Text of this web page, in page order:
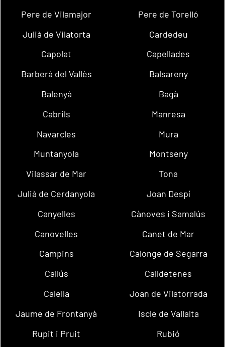
Pere de Vilamajor
Pere de Torelló
Julià de Vilatorta
Cardedeu
Capolat
Capellades
Barberà del Vallès
Balsareny
Balenyà
Bagà
Cabrils
Manresa
Navarcles
Mura
Muntanyola
Montseny
Vilassar de Mar
Tona
Julià de Cerdanyola
Joan Despí
Canyelles
Cànoves i Samalús
Canovelles
Canet de Mar
Campins
Calonge de Segarra
Callús
Calldetenes
Calella
Joan de Vilatorrada
Jaume de Frontanyà
Iscle de Vallalta
Rupit i Pruit
Rubió